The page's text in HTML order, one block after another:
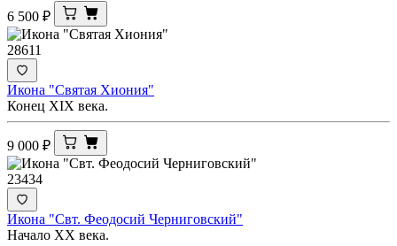
6 500 ₽
28611
Икона "Святая Хиония"
Конец ХIХ века.
9 000 ₽
23434
Икона "Свт. Феодосий Черниговский"
Начало ХХ века.